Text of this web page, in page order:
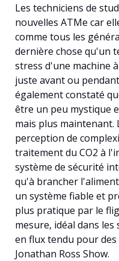
Les techniciens de
nouvelles ATMe car
comme tous les
dernière chose qu'un
stress d'une machine
juste avant ou
également constaté
être un peu mystique
mais plus maintenant.
perception de
traitement du CO2 à
système de sécurité
qu'à brancher
un système fiable et
plus pratique par le
mesure, idéal dans
en flux tendu pour
Jonathan Ross Show.